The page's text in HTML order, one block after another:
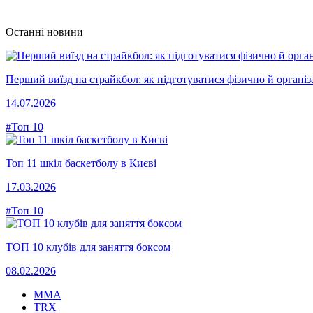
Останні новини
Перший виїзд на страйкбол: як підготуватися фізично й
14.07.2026
#Топ 10
Топ 11 шкіл баскетболу в Києві
17.03.2026
#Топ 10
ТОП 10 клубів для заняття боксом
08.02.2026
MMA
TRX